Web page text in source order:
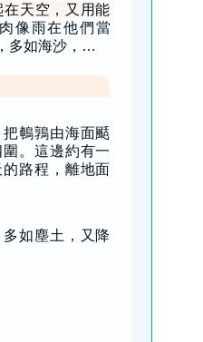
在天空，又用能
像雨在他們當
多如海沙，…
鵪鶉由海面颳
。這邊約有一
路程，離地面
如塵土，又降